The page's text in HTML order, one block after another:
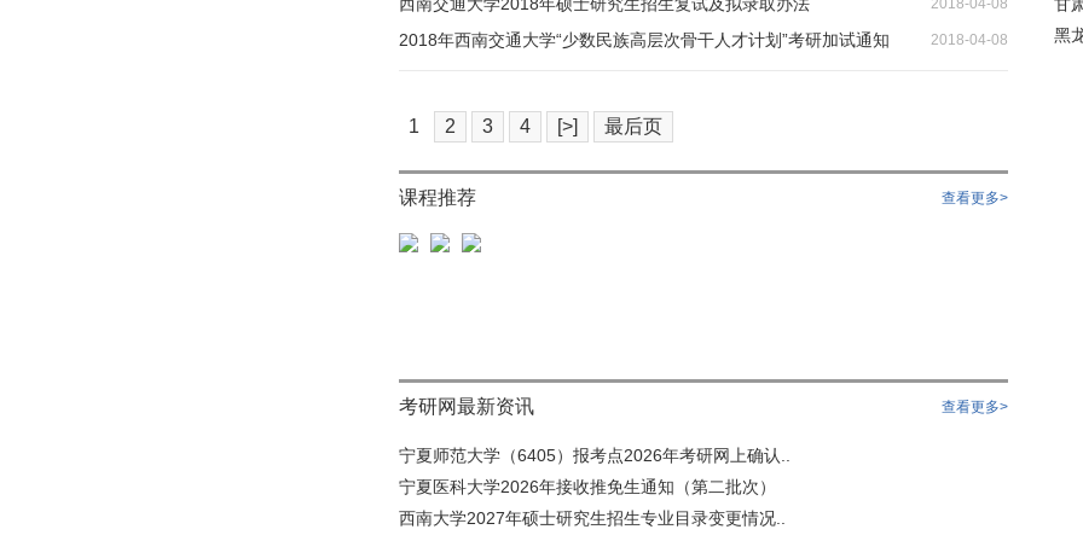
2018-04-08
2018年西南交通大学“少数民族高层次骨干人才计划”考研加试通知 2018-04-08
1 2 3 4 [>] 最后页
课程推荐 查看更多>
考研网最新资讯 查看更多>
宁夏师范大学（6405）报考点2026年考研网上确认..
宁夏医科大学2026年接收推免生通知（第二批次）
西南大学2027年硕士研究生招生专业目录变更情况..
黑